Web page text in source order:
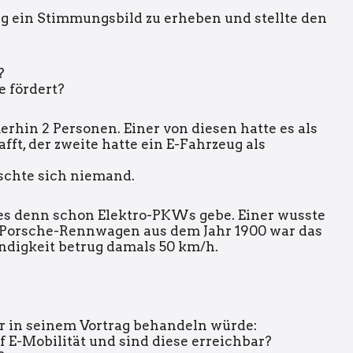
ein Stimmungsbild zu erheben und stellte den
fördert?
2 Personen. Einer von diesen hatte es als
der zweite hatte ein E-Fahrzeug als
sich niemand.
denn schon Elektro-PKWs gebe. Einer wusste
Rennwagen aus dem Jahr 1900 war das
betrug damals 50 km/h.
in seinem Vortrag behandeln würde:
E-Mobilität und sind diese erreichbar?